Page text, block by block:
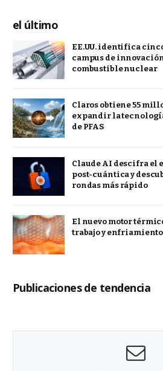
el último
EE.UU. identifica
campus de
combustible nuclear
Claros obtiene 55
expandir la
de PFAS
Claude AI descifra el
post-cuántica y
rondas más rápido
El nuevo motor
trabajo y
Publicaciones de tendencia